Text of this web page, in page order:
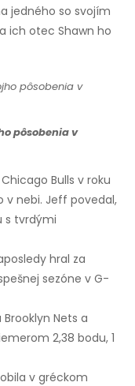
jedného so svojím
ich otec Shawn ho
pôsobenia v
Bulls v roku
v nebi. Jeff povedal,
s tvrdými
hral za
sezóne v G-
Brooklyn Nets a
2,38 bodu, 1
v gréckom